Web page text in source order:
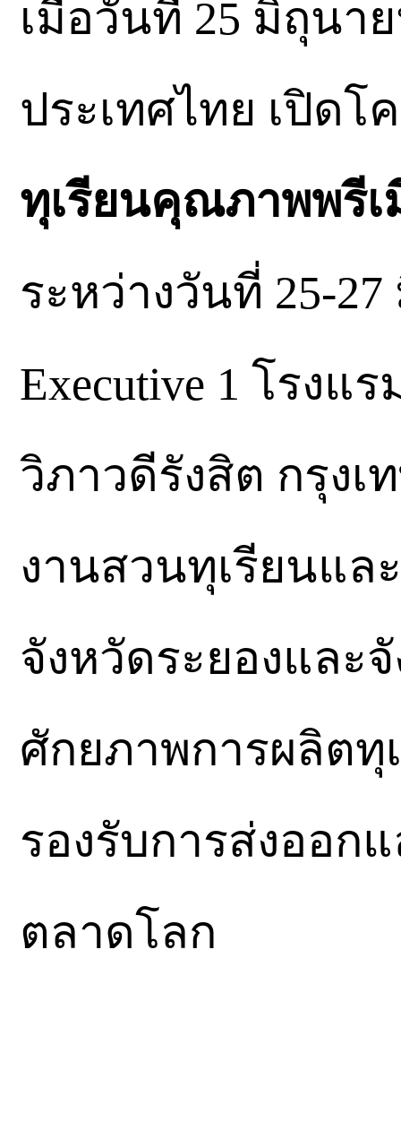
เมื่อวันที่ 25 มิถุนา
ประเทศไทย เปิดโ
ทุเรียนคุณภาพพรีเ
ระหว่างวันที่ 25-
Executive 1 โรงแ
วิภาวดีรังสิต กรุง
งานสวนทุเรียนแล
จังหวัดระยองและ
ศักยภาพการผลิตทุ
รองรับการส่งออก
ตลาดโลก